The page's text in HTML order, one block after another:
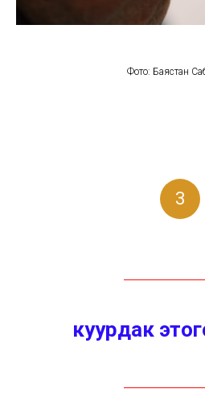
Фото: Баястан
3
куурдак